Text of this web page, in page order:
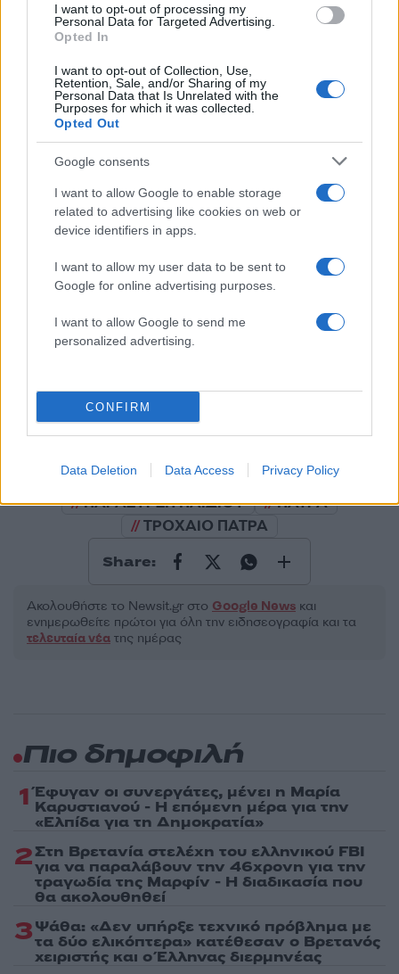
I want to opt-out of processing my
Personal Data for Targeted Advertising.
Opted In
I want to opt-out of Collection, Use,
Retention, Sale, and/or Sharing of my
Personal Data that Is Unrelated with the
Purposes for which it was collected.
Opted Out
Google consents
I want to allow Google to enable storage
related to advertising like cookies on web or
device identifiers in apps.
I want to allow my user data to be sent to
Google for online advertising purposes.
I want to allow Google to send me
personalized advertising.
CONFIRM
Data Deletion Data Access Privacy Policy
Σχόλια
Όροι Χρήσης. Το site προστατεύεται από reCAPTCHA, ισχύουν
Πολιτική Απορρήτου&Όροι Χρήσης
ΕΙΔΗΣΕΙΣ
ΕΙΔΗΣΕΙΣ ΠΑΤΡΑ
ΠΑΡΑΣΥΡΣΗ ΠΑΙΔΙΟΥ
ΠΑΤΡΑ
ΤΡΟΧΑΙΟ ΠΑΤΡΑ
Share:
Ακολουθήστε το Νewsit.gr στο Google News και
ενημερωθείτε πρώτοι για όλη την ειδησεογραφία και τα
τελευταία νέα της ημέρας
μηνύματα
Πιο δημοφιλή
1 Έφυγαν οι συνεργάτες, μένει η Μαρία
Καρυστιανού - Η επόμενη μέρα για την
«Ελπίδα για τη Δημοκρατία»
2Στη Βρετανία στελέχη του ελληνικού FBI
για να παραλάβουν την 46χρονη για την
τραγωδία της Μαρφίν - Η διαδικασία που
θα ακολουθηθεί
3Ψάθα: «Δεν υπήρξε τεχνικό πρόβλημα με
τα δύο ελικόπτερα» κατέθεσαν ο Βρετανός
χειριστής και ο Έλληνας διερμηνέας